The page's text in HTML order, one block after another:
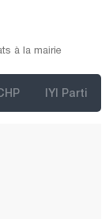
à la mairie
IYI Parti